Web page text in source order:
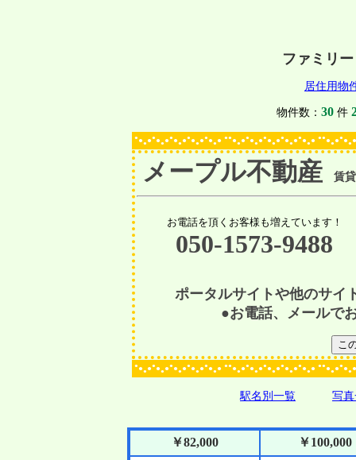
ファミリ
居住用物
物件数： 30 件
● ●● ●● ●● ●● ●● ●● ●● ●● ●● ● ●● ●● ●● ●● ●● ●● ●● ●● ●● ●● ● ●● ●● ●● ●● ●
メープル不動産賃貸
お電話を頂くお客様も増えています！
050-1573-9488
ポータルサイトや他のサイ
●お電話、メールで
● ●● ●● ●● ●● ●● ●● ●● ●● ●● ● ●● ●● ●● ●● ●● ●● ●● ●● ●● ●● ● ●● ●● ●● ●● ●
駅名別一覧 写
￥82,000
￥100,000